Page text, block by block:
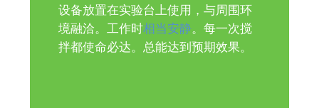
设备放置在实验台上使用，与周围环
境融洽。工作时相当安静 。每一次搅
拌都使命必达。总能达到预期效果。